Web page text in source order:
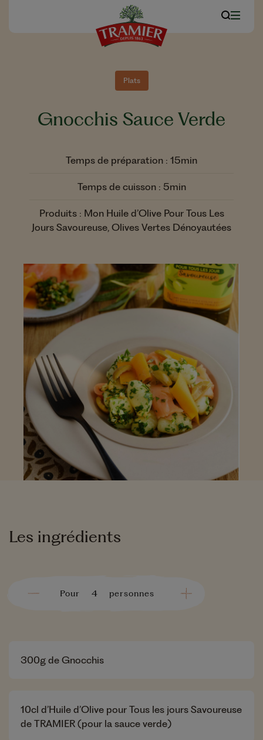
Plats
Gnocchis Sauce Verde
Temps de préparation : 15min
Temps de cuisson : 5min
Produits : Mon Huile d’Olive Pour Tous Les
Jours Savoureuse, Olives Vertes Dénoyautées
Les ingrédients
Pour personnes
300g de Gnocchis
10cl d’Huile d’Olive pour Tous les jours Savoureuse
de TRAMIER (pour la sauce verde)